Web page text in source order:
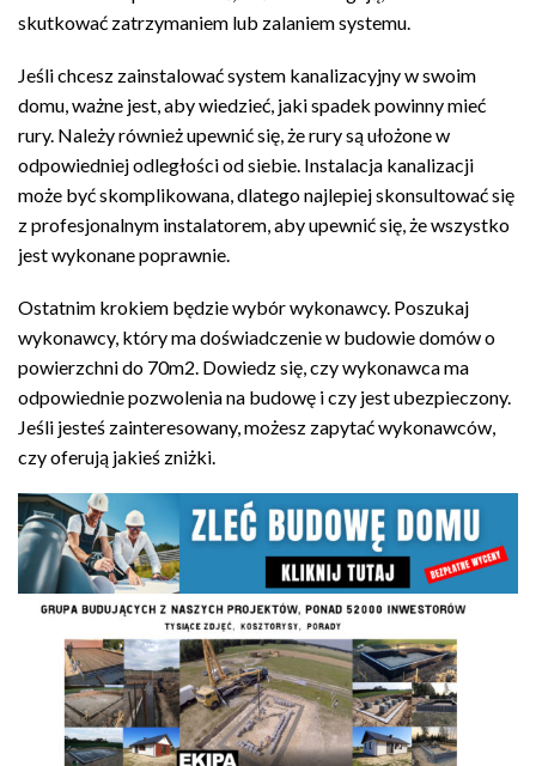
skutkować zatrzymaniem lub zalaniem systemu.
Jeśli chcesz zainstalować system kanalizacyjny w swoim
domu, ważne jest, aby wiedzieć, jaki spadek powinny mieć
rury. Należy również upewnić się, że rury są ułożone w
odpowiedniej odległości od siebie. Instalacja kanalizacji
może być skomplikowana, dlatego najlepiej skonsultować się
z profesjonalnym instalatorem, aby upewnić się, że wszystko
jest wykonane poprawnie.
Ostatnim krokiem będzie wybór wykonawcy. Poszukaj
wykonawcy, który ma doświadczenie w budowie domów o
powierzchni do 70m2. Dowiedz się, czy wykonawca ma
odpowiednie pozwolenia na budowę i czy jest ubezpieczony.
Jeśli jesteś zainteresowany, możesz zapytać wykonawców,
czy oferują jakieś zniżki.